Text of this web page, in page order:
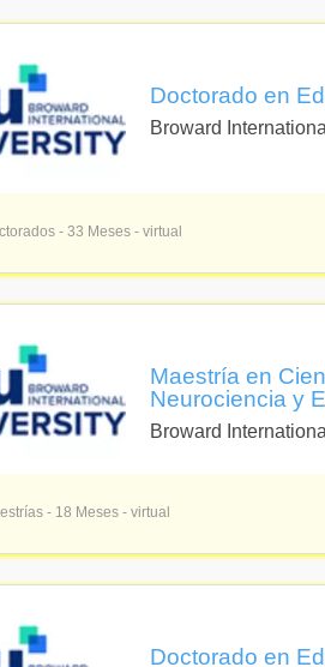
Doctorado en
Broward
- 33 Meses - virtual
Maestría en
Neurociencia y
Broward
- 18 Meses - virtual
Doctorado en